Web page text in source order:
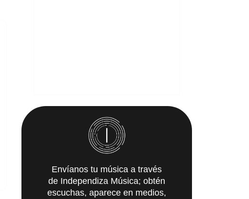
Envíanos tu música a través
de Independiza Música; obtén
escuchas, aparece en medios,